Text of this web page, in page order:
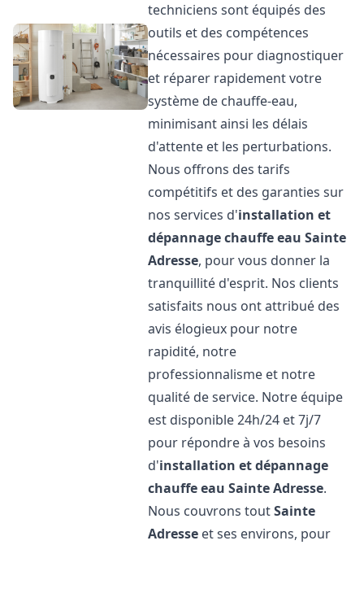
techniciens sont équipés des
outils et des compétences
nécessaires pour diagnostiquer
et réparer rapidement votre
système de chauffe-eau,
minimisant ainsi les délais
d'attente et les perturbations.
Nous offrons des tarifs
compétitifs et des garanties sur
nos services d'installation et
dépannage chauffe eau Sainte
Adresse, pour vous donner la
tranquillité d'esprit. Nos clients
satisfaits nous ont attribué des
avis élogieux pour notre
rapidité, notre
professionnalisme et notre
qualité de service. Notre équipe
est disponible 24h/24 et 7j/7
pour répondre à vos besoins
d'installation et dépannage
chauffe eau Sainte Adresse.
Nous couvrons toutSainte
Adresse et ses environs, pour